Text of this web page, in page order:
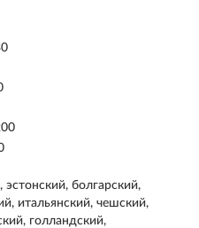
эстонский, болгарский,
итальянский, чешский,
голландский,